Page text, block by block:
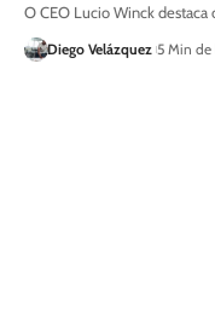
O CEO Lucio Winck
Diego Velázquez 5 Min de